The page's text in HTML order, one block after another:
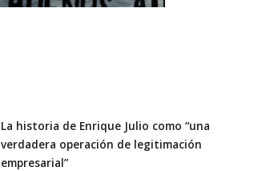
La historia de Enrique Julio como “una
verdadera operación de legitimación
empresarial”